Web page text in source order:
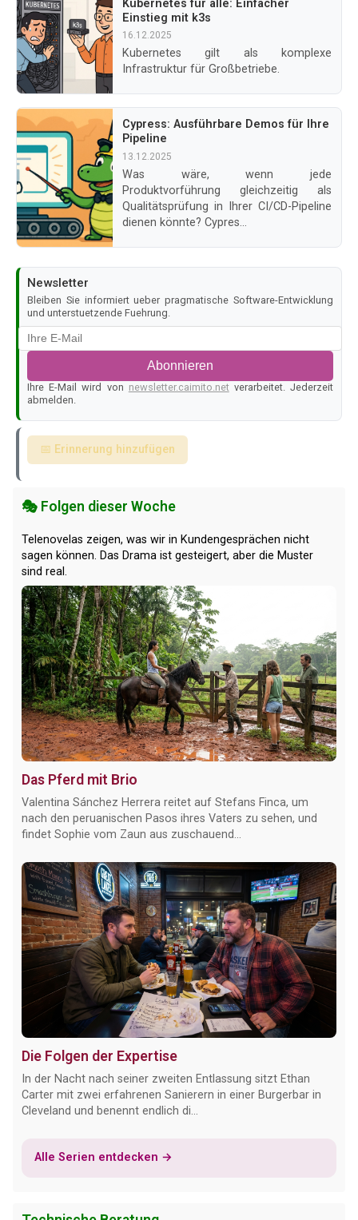
Kubernetes für alle: Einfacher
Einstieg mit k3s
16.12.2025
Kubernetes gilt als komplexe
Infrastruktur für Großbetriebe.
Cypress: Ausführbare Demos für Ihre
Pipeline
13.12.2025
Was wäre, wenn jede
Produktvorführung gleichzeitig als
Qualitätsprüfung in Ihrer CI/CD-Pipeline
dienen könnte? Cypres...
Newsletter
Bleiben Sie informiert ueber pragmatische Software-Entwicklung
und unterstuetzende Fuehrung.
Abonnieren
Ihre E-Mail wird von newsletter.caimito.netverarbeitet. Jederzeit
abmelden.
📅 Erinnerung hinzufügen
🎭 Folgen dieser Woche
Telenovelas zeigen, was wir in Kundengesprächen nicht
sagen können. Das Drama ist gesteigert, aber die Muster
sind real.
Das Pferd mit Brio
Valentina Sánchez Herrera reitet auf Stefans Finca, um
nach den peruanischen Pasos ihres Vaters zu sehen, und
findet Sophie vom Zaun aus zuschauend...
Die Folgen der Expertise
In der Nacht nach seiner zweiten Entlassung sitzt Ethan
Carter mit zwei erfahrenen Sanierern in einer Burgerbar in
Cleveland und benennt endlich di...
Alle Serien entdecken →